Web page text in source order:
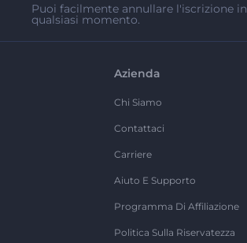
Puoi facilmente annullare l'iscrizione in
qualsiasi momento.
Azienda
Chi Siamo
Contattaci
Carriere
Aiuto E Supporto
Programma Di Affiliazione
Politica Sulla Riservatezza